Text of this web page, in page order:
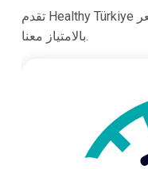
تقدم Healthy Türkiye الأفضل لصحتك وراحتك. ستشعر
بالامتياز معنا.